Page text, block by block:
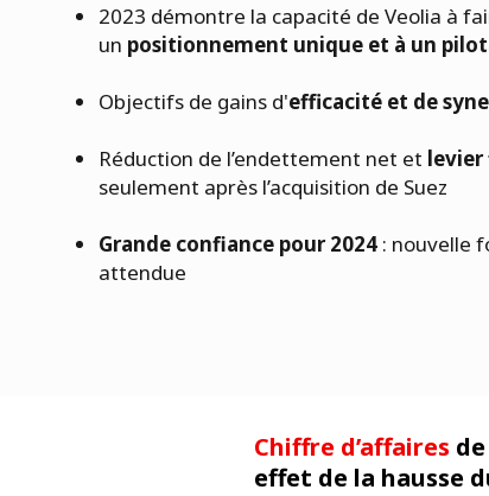
2023 démontre la capacité de Veolia à
un positionnement unique et à un
Objectifs de gains d'efficacité et de
Réduction de l’endettement net et levier
seulement après l’acquisition de Suez
Grande confiance pour 2024 : nouvelle
attendue
Chiffre d’affaires
effet de la hausse